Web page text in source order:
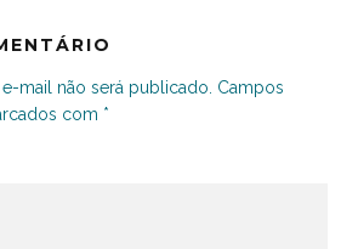
mail não será publicado. Campos
com *